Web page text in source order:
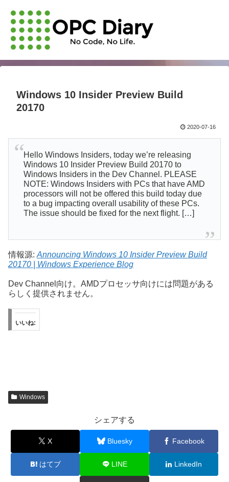
Windows 10 Insider Preview Build
20170
2020-07-16
Hello Windows Insiders, today we’re releasing
Windows 10 Insider Preview Build 20170 to
Windows Insiders in the Dev Channel. PLEASE
NOTE: Windows Insiders with PCs that have AMD
processors will not be offered this build today due
to a bug impacting overall usability of these PCs.
The issue should be fixed for the next flight. […]
情報源: Announcing Windows 10 Insider Preview Build
20170 | Windows Experience Blog
Dev Channel向け。AMDプロセッサ向けには問題がある
らしく提供されません。
いいね:
Windows
シェアする
X Bluesky Facebook
はてブ LINE LinkedIn